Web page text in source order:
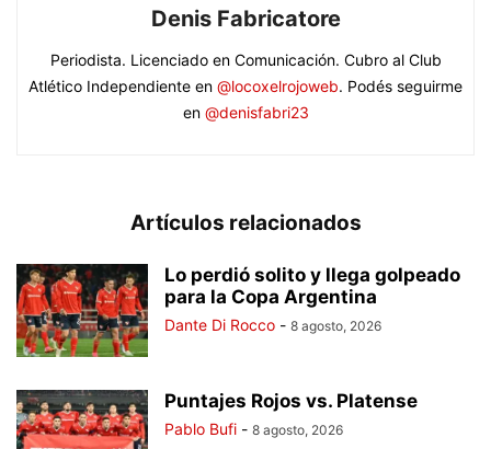
Denis Fabricatore
Periodista. Licenciado en Comunicación. Cubro al Club
Atlético Independiente en @locoxelrojoweb. Podés seguirme
en @denisfabri23
Artículos relacionados
Lo perdió solito y llega golpeado
para la Copa Argentina
Dante Di Rocco - 8 agosto, 2026
Puntajes Rojos vs. Platense
Pablo Bufi - 8 agosto, 2026